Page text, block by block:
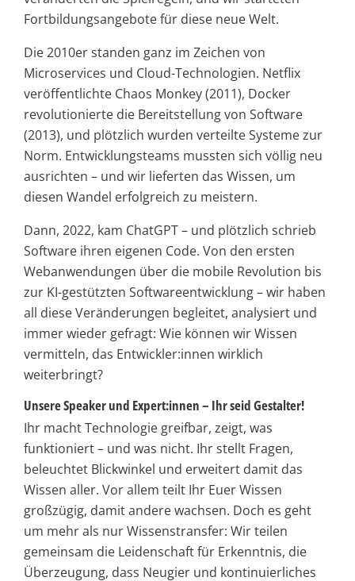
Fortbildungsangebote für diese neue Welt.
Die 2010er standen ganz im Zeichen von
Microservices und Cloud-Technologien. Netflix
veröffentlichte Chaos Monkey (2011), Docker
revolutionierte die Bereitstellung von Software
(2013), und plötzlich wurden verteilte Systeme zur
Norm. Entwicklungsteams mussten sich völlig neu
ausrichten – und wir lieferten das Wissen, um
diesen Wandel erfolgreich zu meistern.
Dann, 2022, kam ChatGPT – und plötzlich schrieb
Software ihren eigenen Code. Von den ersten
Webanwendungen über die mobile Revolution bis
zur KI-gestützten Softwareentwicklung – wir haben
all diese Veränderungen begleitet, analysiert und
immer wieder gefragt: Wie können wir Wissen
vermitteln, das Entwickler:innen wirklich
weiterbringt?
Unsere Speaker und Expert:innen – Ihr seid Gestalter!
Ihr macht Technologie greifbar, zeigt, was
funktioniert – und was nicht. Ihr stellt Fragen,
beleuchtet Blickwinkel und erweitert damit das
Wissen aller. Vor allem teilt Ihr Euer Wissen
großzügig, damit andere wachsen. Doch es geht
um mehr als nur Wissenstransfer: Wir teilen
gemeinsam die Leidenschaft für Erkenntnis, die
Überzeugung, dass Neugier und kontinuierliches